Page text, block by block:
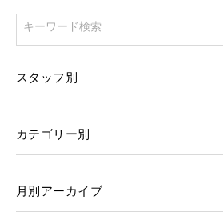
スタッフ別
カテゴリー別
月別アーカイブ